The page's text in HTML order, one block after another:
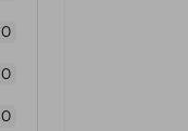
0
0
0